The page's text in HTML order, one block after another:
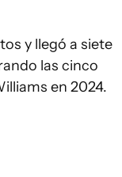
y llegó a siete
las cinco
en 2024.